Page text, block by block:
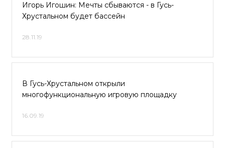
Игорь Игошин: Мечты сбываются - в Гусь-
Хрустальном будет бассейн
28.11.19
В Гусь-Хрустальном открыли
многофункциональную игровую площадку
16.09.19